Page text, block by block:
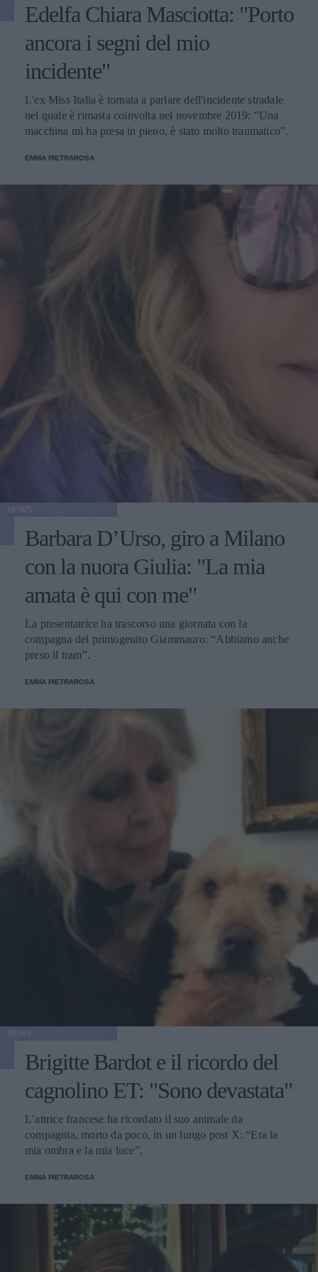
Edelfa Chiara Masciotta: "Porto
ancora i segni del mio
incidente"
L'ex Miss Italia è tornata a parlare dell'incidente stradale
nel quale è rimasta coinvolta nel novembre 2019: "Una
macchina mi ha presa in pieno, è stato molto traumatico".
EMMA PIETRAROSA
Barbara D’Urso, giro a Milano
con la nuora Giulia: "La mia
amata è qui con me"
La presentatrice ha trascorso una giornata con la
compagna del primogenito Giammauro: “Abbiamo anche
preso il tram”.
EMMA PIETRAROSA
Brigitte Bardot e il ricordo del
cagnolino ET: "Sono devastata"
L’attrice francese ha ricordato il suo animale da
compagnia, morto da poco, in un lungo post X: “Era la
mia ombra e la mia luce”.
EMMA PIETRAROSA